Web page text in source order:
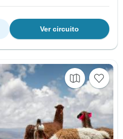
Ver circuito